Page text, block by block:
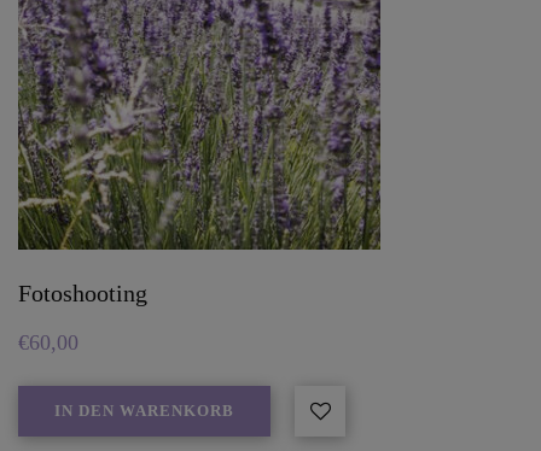
Fotoshooting
€60,00
IN DEN WARENKORB